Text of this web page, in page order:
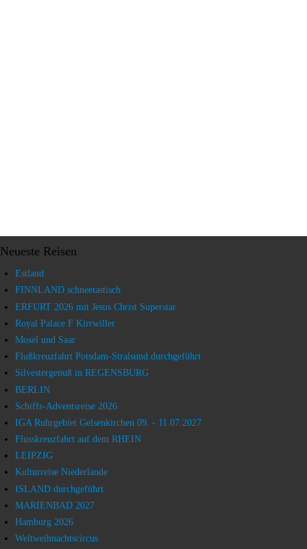
Neueste Reisen
Estland
FINNLAND schneetastisch
ERFURT 2026 mit Jesus Christ Superstar
Royal Palace F Kirrwiller
Mosel und Saar
Flußkreuzfahrt Potsdam-Stralsund durchgeführt
Silvestergenuß in REGENSBURG
BERLIN
Schiffs-Adventsreise 2026
IGA Ruhrgebiet Gelsenkirchen 09. - 11.07.2027
Flusskreuzfahrt auf dem RHEIN
LEIPZIG
Kulturreise Niederlande
ISLAND durchgeführt
MARIENBAD 2027
Hamburg 2026
Weltweihnachtscircus